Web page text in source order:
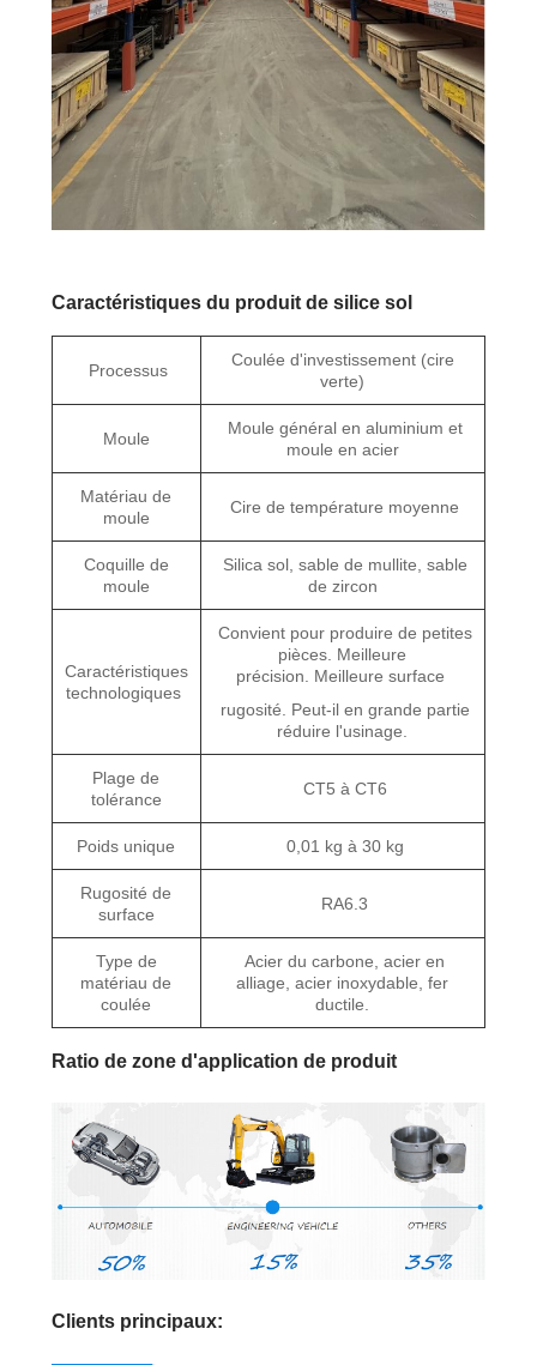
Caractéristiques du produit de silice sol
Processus
Coulée d'investissement (cire
verte)
Moule
Moule général en aluminium et
moule en acier
Matériau de
moule
Cire de température moyenne
Coquille de
moule
Silica sol, sable de mullite, sable
de zircon
Caractéristiques
technologiques
Convient pour produire de petites
pièces. Meilleure
précision. Meilleure surface
rugosité. Peut-il en grande partie
réduire l'usinage.
Plage de
tolérance
CT5 à CT6
Poids unique 0,01 kg à 30 kg
Rugosité de
surface
RA6.3
Type de
matériau de
coulée
Acier du carbone, acier en
alliage, acier inoxydable, fer
ductile.
Ratio de zone d'application de produit
Clients principaux: